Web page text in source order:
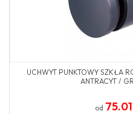
UCHWYT PUNKTOWY SZKŁA
ANTRACYT /
od